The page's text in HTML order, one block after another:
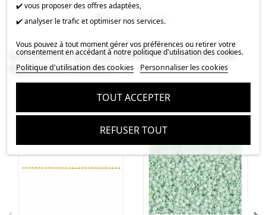
Les clients qui ont acheté ce produit ont
également acheté :
✔️ vous proposer des offres adaptées,
✔️ analyser le trafic et optimiser nos services.
Vous pouvez à tout moment gérer vos préférences ou retirer votre
consentement en accédant à notre politique d'utilisation des cookies.
Politique d'utilisation des cookies
Personnaliser les cookies
REFUSER TOUT
TOUT ACCEPTER